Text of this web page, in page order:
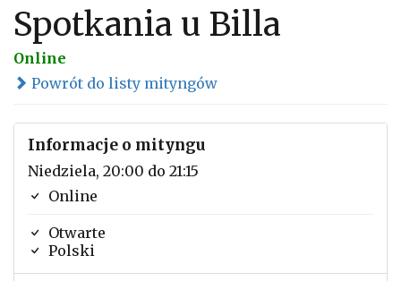
Spotkania u Billa
Online
Powrót do listy mityngów
Informacje o mityngu
Niedziela, 20:00 do 21:15
Online
Otwarte
Polski